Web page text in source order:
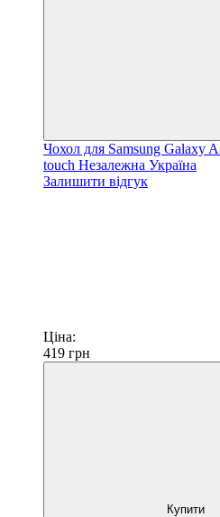
Чохол для Samsung Galaxy
touch Незалежна Україна
Залишити відгук
Ціна:
419 грн
Купити